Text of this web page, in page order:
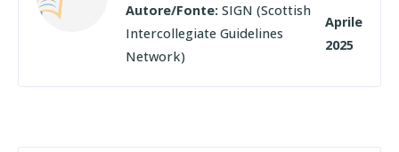
Autore/Fonte: SIGN (Scottish
Intercollegiate Guidelines
Network)
Aprile
2025